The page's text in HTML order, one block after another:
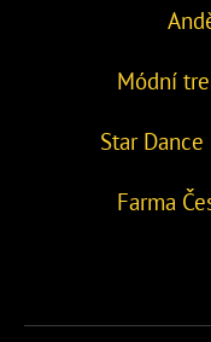
Módní
Star
Farma